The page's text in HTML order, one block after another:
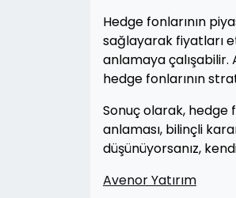
Hedge fonlarının
sağlayarak fiyatları
anlamaya
hedge fonlarının
Sonuç olarak, hedge
anlaması, bilinçli
düşünüyorsanız,
Avenor Yatırım